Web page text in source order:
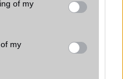
You may click to
its third-party tags to
in below Google
of my
myiPhone Ultra is
szóló
a rajtot.